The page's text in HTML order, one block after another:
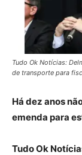
Tudo Ok Notícias:
de transporte para
Há dez anos
emenda para
Tudo Ok